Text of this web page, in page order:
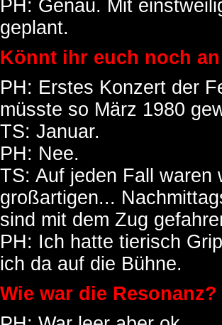
PH: Genau. Mit
geplant.
Könnt ihr euch noch
PH: Erstes Konzert der
müsste so März 1980
TS: Januar.
PH: Nee.
TS: Auf jeden Fall waren
großartigen...
sind mit dem Zug
PH: Ich hatte tierisch
ich da auf die Bühne.
Wie war die Resonanz?